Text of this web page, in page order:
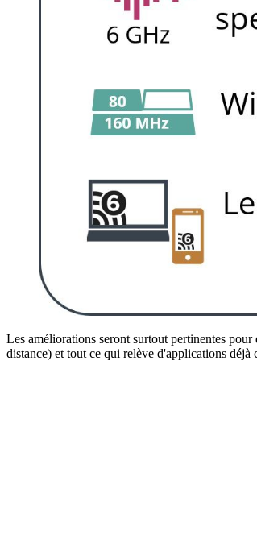
Les améliorations seront surtout pertinentes
distance) et tout ce qui relève d'applications